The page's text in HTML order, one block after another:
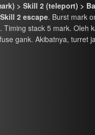
> Skill 2 (teleport) >
2 escape. Burst mark
Timing stack 5 mark. Oleh
gank. Akibatnya, turret